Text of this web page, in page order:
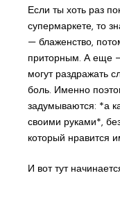
Если ты хоть раз
супермаркете, то
— блаженство,
приторным. А еще
могут раздражать
боль. Именно
задумываются: *а
своими руками*,
который нравится
И вот тут